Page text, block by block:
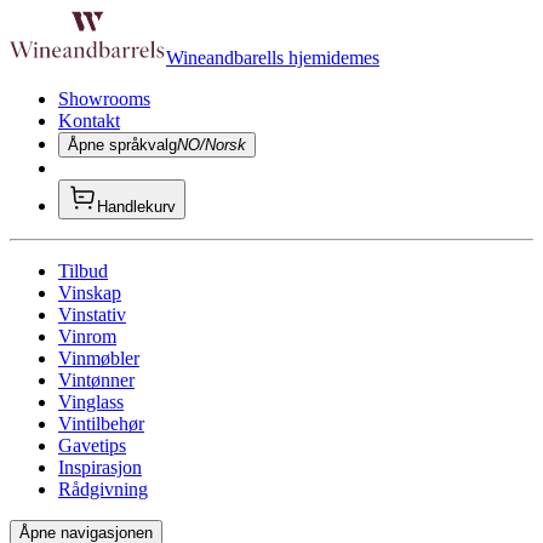
Wineandbarells hjemidemes
Showrooms
Kontakt
Åpne språkvalgNO/Norsk
Handlekurv
Tilbud
Vinskap
Vinstativ
Vinrom
Vinmøbler
Vintønner
Vinglass
Vintilbehør
Gavetips
Inspirasjon
Rådgivning
Åpne navigasjonen